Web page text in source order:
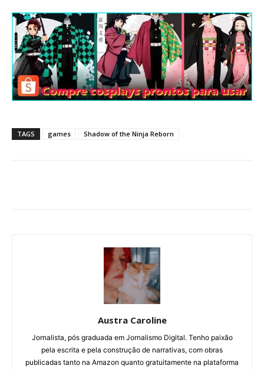
TAGS games Shadow of the Ninja Reborn
Austra Caroline
Jornalista, pós graduada em Jornalismo Digital. Tenho paixão
pela escrita e pela construção de narrativas, com obras
publicadas tanto na Amazon quanto gratuitamente na plataforma